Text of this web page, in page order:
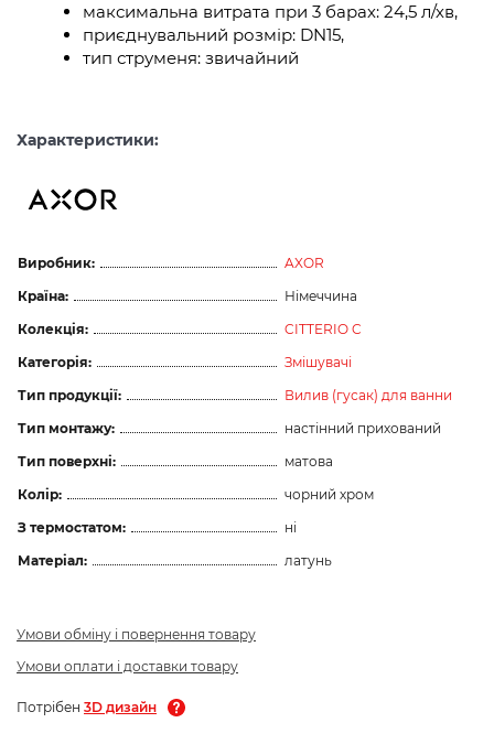
максимальна витрата при 3 барах: 24,5 л/хв,
приєднувальний розмір: DN15,
тип струменя: звичайний
Характеристики:
Виробник:
AXOR
Країна:
Німеччина
Колекція:
CITTERIO C
Категорія:
Змішувачі
Тип продукції:
Вилив (гусак) для ванни
Тип монтажу:
настінний прихований
Тип поверхні:
матова
Колір:
чорний хром
З термостатом:
ні
Матеріал:
латунь
Умови обміну і повернення товару
Умови оплати і доставки товару
Потрібен 3D дизайн